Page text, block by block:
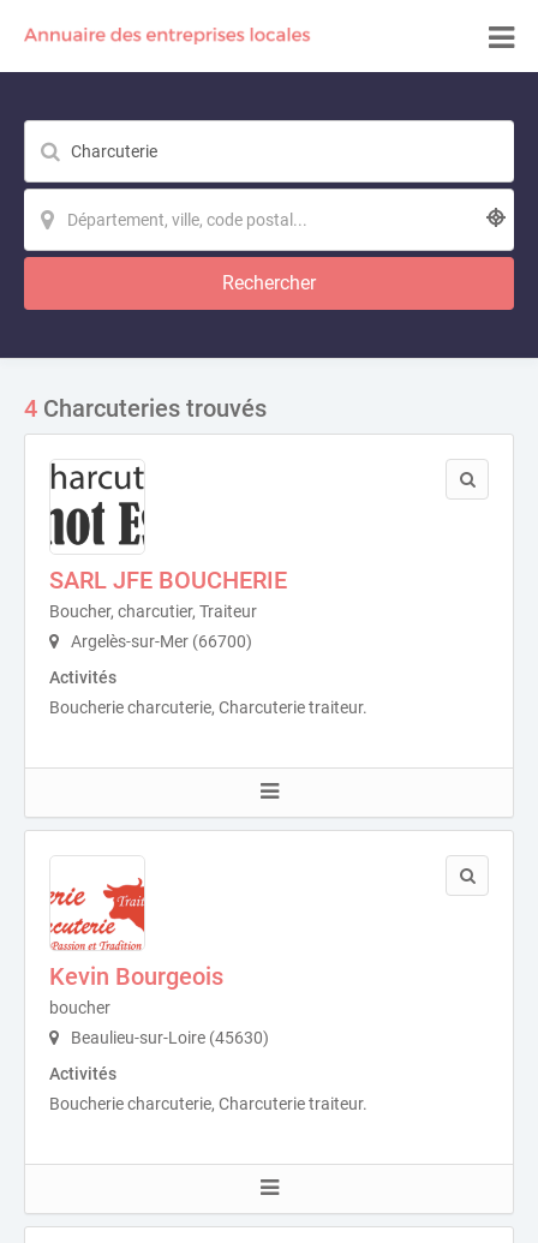
Rechercher
4 Charcuteries trouvés
SARL JFE BOUCHERIE
Boucher, charcutier, Traiteur
Argelès-sur-Mer (66700)
Activités
Boucherie charcuterie, Charcuterie traiteur.
Kevin Bourgeois
boucher
Beaulieu-sur-Loire (45630)
Activités
Boucherie charcuterie, Charcuterie traiteur.